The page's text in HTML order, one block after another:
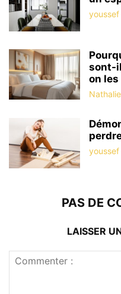
youssef
sont-
on
Nathalie
youssef
PAS DE
LAISSER